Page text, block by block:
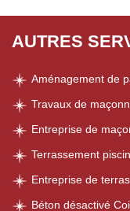
AUTRES
Aménagement de
Travaux de
Entreprise de
Terrassement
Entreprise de
Béton désactivé